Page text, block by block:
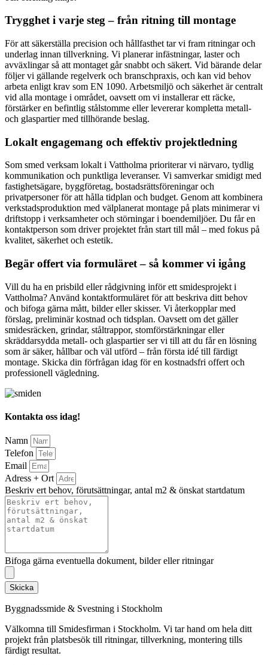
Trygghet i varje steg – från ritning till montage
För att säkerställa precision och hållfasthet tar vi fram ritningar och
underlag innan tillverkning. Vi planerar infästningar, laster och
avväxlingar så att montaget går snabbt och säkert. Vid bärande delar
följer vi gällande regelverk och branschpraxis, och kan vid behov
arbeta enligt krav som EN 1090. Arbetsmiljö och säkerhet är centralt
vid alla montage i området, oavsett om vi installerar ett räcke,
förstärker en befintlig stålstomme eller levererar kompletta metall-
och glaspartier med tillhörande beslag.
Lokalt engagemang och effektiv projektledning
Som smed verksam lokalt i Vattholma prioriterar vi närvaro, tydlig
kommunikation och punktliga leveranser. Vi samverkar smidigt med
fastighetsägare, byggföretag, bostadsrättsföreningar och
privatpersoner för att hålla tidplan och budget. Genom att kombinera
verkstadsproduktion med välplanerat montage på plats minimerar vi
driftstopp i verksamheter och störningar i boendemiljöer. Du får en
kontaktperson som driver projektet från start till mål – med fokus på
kvalitet, säkerhet och estetik.
Begär offert via formuläret – så kommer vi igång
Vill du ha en prisbild eller rådgivning inför ett smidesprojekt i
Vattholma? Använd kontaktformuläret för att beskriva ditt behov
och bifoga gärna mått, bilder eller skisser. Vi återkopplar med
förslag, preliminär kostnad och tidsplan. Oavsett om det gäller
smidesräcken, grindar, ståltrappor, stomförstärkningar eller
skräddarsydda metall- och glaspartier ser vi till att du får en lösning
som är säker, hållbar och väl utförd – från första idé till färdigt
montage. Skicka din förfrågan idag för en kostnadsfri offert och
professionell vägledning.
Kontakta oss idag!
Namn
Telefon
Email
Adress + Ort
Beskriv ert behov, förutsättningar, antal m2 & önskat startdatum
Bifoga gärna eventuella dokument, bilder eller ritningar
Skicka
Byggnadssmide & Svestning i Stockholm
Välkomna till Smidesfirman i Stockholm. Vi tar hand om hela ditt
projekt från platsbesök till ritningar, tillverkning, montering tills
färdigt resultat.